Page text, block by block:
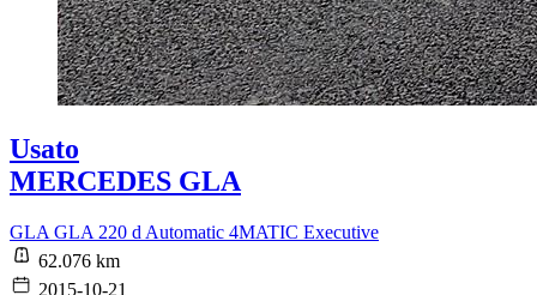
Usato
MERCEDES GLA
GLA GLA 220 d Automatic 4MATIC Executive
62.076 km
2015-10-21